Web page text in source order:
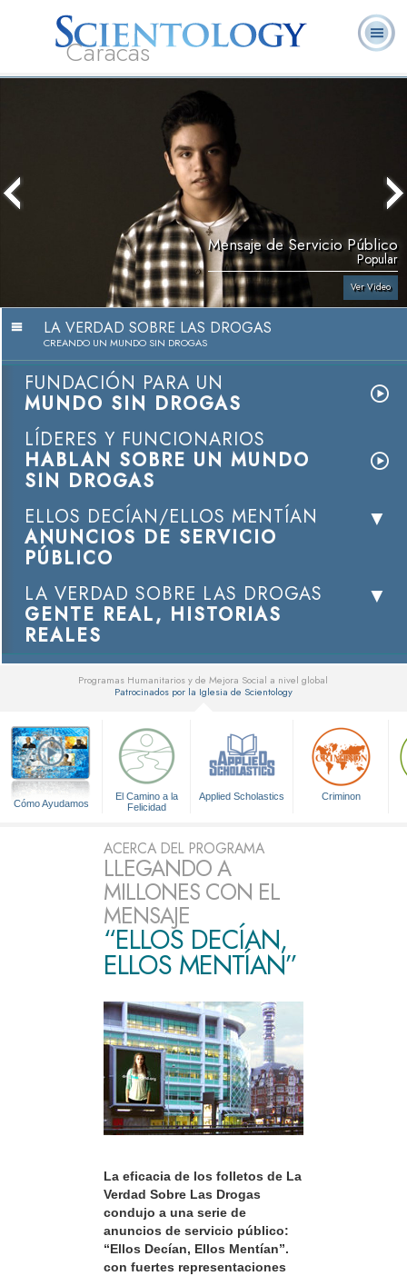
Caracas
Voluntarios
Mensaje de Servicio Público
Popular
Ver Video
LA VERDAD SOBRE LAS DROGAS
CREANDO UN MUNDO SIN DROGAS
FUNDACIÓN PARA UN
MUNDO SIN DROGAS
LÍDERES Y FUNCIONARIOS
HABLAN SOBRE UN MUNDO
SIN DROGAS
ELLOS DECÍAN/ELLOS MENTÍAN
ANUNCIOS DE SERVICIO
PÚBLICO
LA VERDAD SOBRE LAS DROGAS
GENTE REAL, HISTORIAS
REALES
Programas Humanitarios y de Mejora Social a nivel global
Patrocinados por la Iglesia de Scientology
Cómo Ayudamos
El Camino a la
Felicidad
Applied Scholastics Criminon
ACERCA DEL PROGRAMA
LLEGANDO A
MILLONES CON EL
MENSAJE
“ELLOS DECÍAN,
ELLOS MENTÍAN”
La eficacia de los folletos de La
Verdad Sobre Las Drogas
condujo a una serie de
anuncios de servicio público:
“Ellos Decían, Ellos Mentían”.
con fuertes representaciones